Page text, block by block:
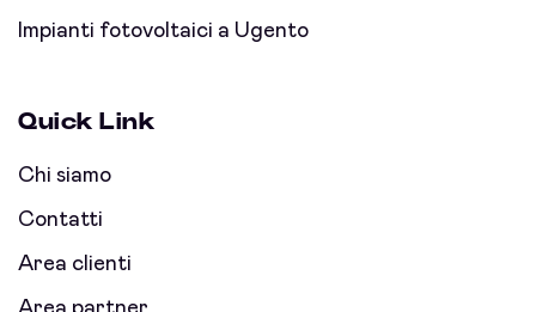
Impianti fotovoltaici a Ugento
Quick Link
Chi siamo
Contatti
Area clienti